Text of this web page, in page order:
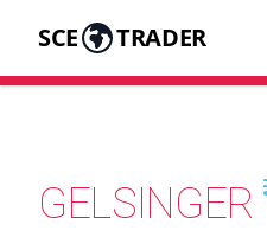
SCE TRADER
GELSINGER